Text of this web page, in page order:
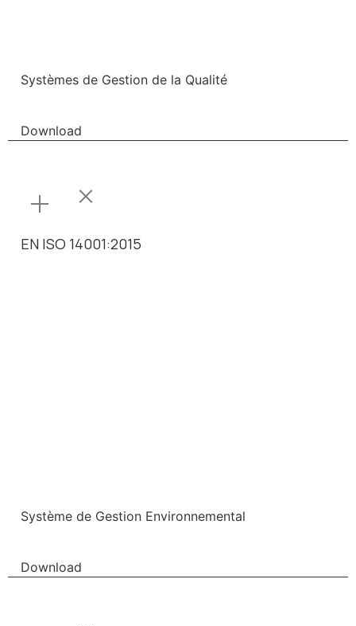
Systèmes de Gestion de la Qualité
Download
EN ISO 14001:2015
Système de Gestion Environnemental
Download